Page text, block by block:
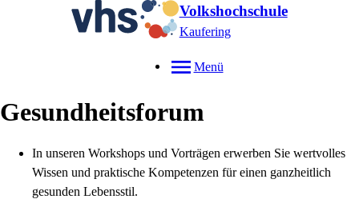
Volkshochschule
Kaufering
Menü
Gesundheitsforum
In unseren Workshops und Vorträgen erwerben Sie wertvolles
Wissen und praktische Kompetenzen für einen ganzheitlich
gesunden Lebensstil.